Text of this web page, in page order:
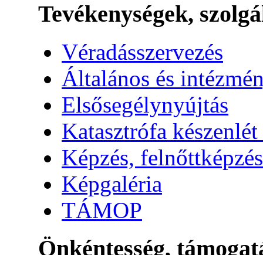
Tevékenységek,
Véradásszervezés
Általános és
Elsősegélynyújtás
Katasztrófa
Képzés, felnőttképzés
Képgaléria
TÁMOP
Önkéntesség,